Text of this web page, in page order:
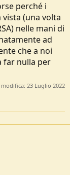
perché i
(una volta
nelle mani di
ad
che a noi
far nulla per
23 Luglio 2022